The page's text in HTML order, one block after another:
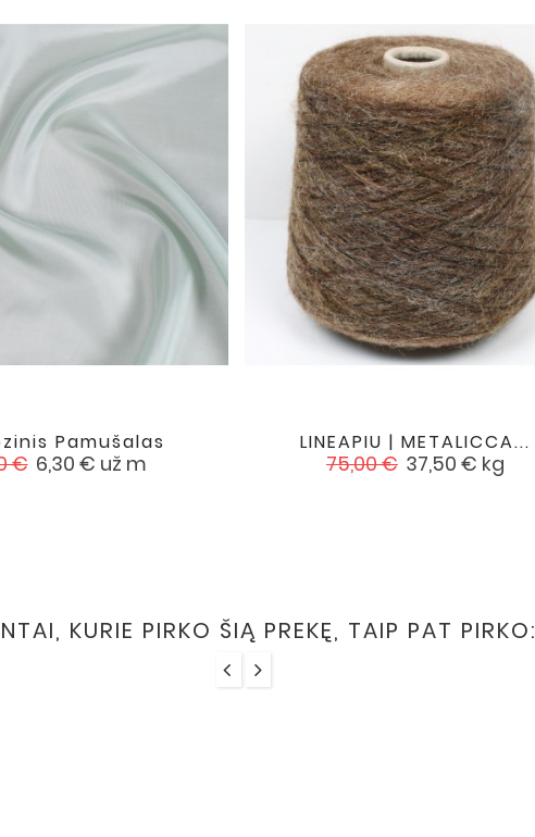
Pamušalas
€ Kaina
6,30 € už m
 favorite
LINEAPIU | METALICCA...
Įprasta
75,00 € Kaina
37,50 € kg
 favorite
KURIE PIRKO ŠIĄ PREKĘ, TAIP PAT PIRKO: